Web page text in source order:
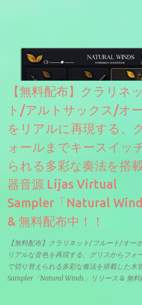
ソースを元に設計・改良した製品のようで
【無料配布】クラリネ
ト/アルトサックス/オ
をリアルに再現する、
ォールまでキースイッ
られる多彩な奏法を搭
器音源 Lijas Virtual
Sampler「Natural
& 無料配布中！！
【無料配布】クラリネット/フルート/オー
リアルな音色を再現する、グリスからフォ
で切り替えられる多彩な奏法を搭載した木
Sampler「Natural Winds」リリース & 無料